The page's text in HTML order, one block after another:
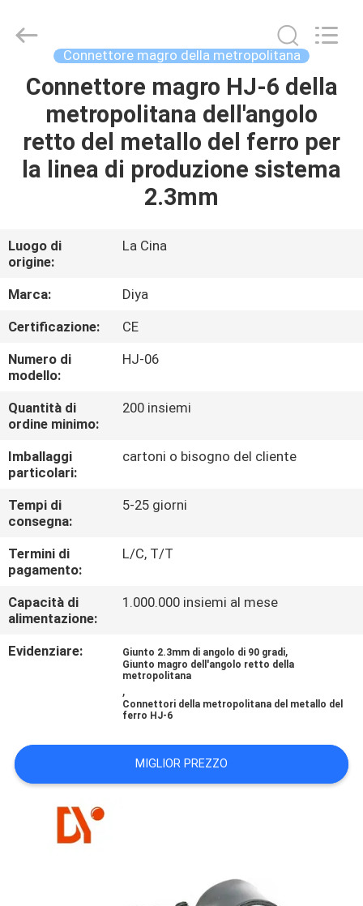
CASA
PRODOTTI
GIRO
DELLA
FABBRICA
CONTROLLO
DI
QUALITÀ
CONTATTICI
NOTIZIE
CASI
MAPPA
DEL
PRIVACY
Equipment
Reserved.
Connettore magro della metropolitana
Connettore magro HJ-6 della
metropolitana dell'angolo
retto del metallo del ferro per
la linea di produzione sistema
2.3mm
Luogo di
origine:
La Cina
Marca:
Diya
Certificazione:
CE
Numero di
modello:
HJ-06
Quantità di
ordine minimo:
200 insiemi
Imballaggi
particolari:
cartoni o bisogno del cliente
Tempi di
consegna:
5-25 giorni
Termini di
pagamento:
L/C, T/T
Capacità di
alimentazione:
1.000.000 insiemi al mese
Evidenziare: Giunto 2.3mm di angolo di 90 gradi,
Giunto magro dell'angolo retto della
metropolitana
,
Connettori della metropolitana del metallo del
ferro HJ-6
MIGLIOR PREZZO